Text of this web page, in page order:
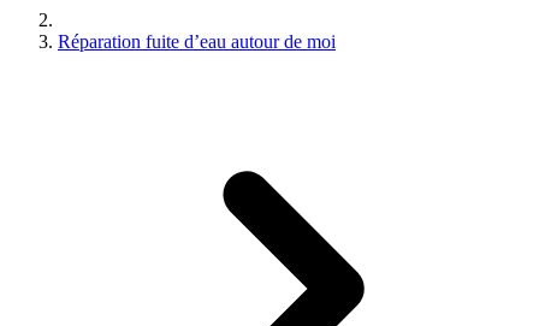
Réparation fuite d’eau autour de moi